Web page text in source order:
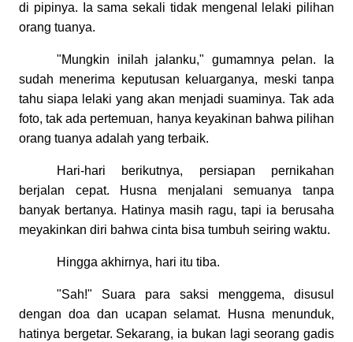
di pipinya. Ia sama sekali tidak mengenal lelaki pilihan
orang tuanya.
"Mungkin inilah jalanku," gumamnya pelan. Ia
sudah menerima keputusan keluarganya, meski tanpa
tahu siapa lelaki yang akan menjadi suaminya. Tak ada
foto, tak ada pertemuan, hanya keyakinan bahwa pilihan
orang tuanya adalah yang terbaik.
Hari-hari berikutnya, persiapan pernikahan
berjalan cepat. Husna menjalani semuanya tanpa
banyak bertanya. Hatinya masih ragu, tapi ia berusaha
meyakinkan diri bahwa cinta bisa tumbuh seiring waktu.
Hingga akhirnya, hari itu tiba.
"Sah!" Suara para saksi menggema, disusul
dengan doa dan ucapan selamat. Husna menunduk,
hatinya bergetar. Sekarang, ia bukan lagi seorang gadis